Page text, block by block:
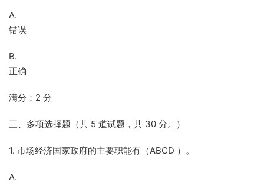
A.
错误
B.
正确
满分：2 分
三、多项选择题（共 5 道试题，共 30 分。）
1. 市场经济国家政府的主要职能有（ABCD ）。
A.